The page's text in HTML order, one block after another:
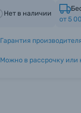
Нет в наличии
от 5
Гарантия
Можно в рассрочку или